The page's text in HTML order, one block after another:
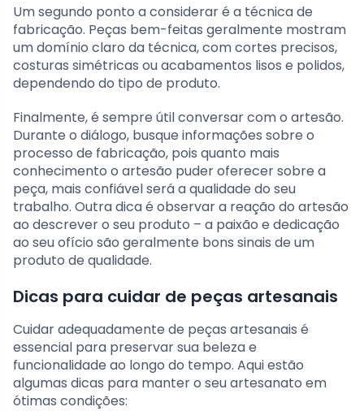
Um segundo ponto a considerar é a técnica de
fabricação. Peças bem-feitas geralmente mostram
um domínio claro da técnica, com cortes precisos,
costuras simétricas ou acabamentos lisos e polidos,
dependendo do tipo de produto.
Finalmente, é sempre útil conversar com o artesão.
Durante o diálogo, busque informações sobre o
processo de fabricação, pois quanto mais
conhecimento o artesão puder oferecer sobre a
peça, mais confiável será a qualidade do seu
trabalho. Outra dica é observar a reação do artesão
ao descrever o seu produto – a paixão e dedicação
ao seu ofício são geralmente bons sinais de um
produto de qualidade.
Dicas para cuidar de peças artesanais
Cuidar adequadamente de peças artesanais é
essencial para preservar sua beleza e
funcionalidade ao longo do tempo. Aqui estão
algumas dicas para manter o seu artesanato em
ótimas condições: